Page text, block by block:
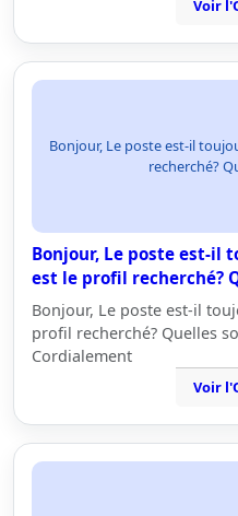
Voir
Bonjour, Le poste est-il
recherché?
Bonjour, Le poste est-il
est le profil recherché?
Bonjour, Le poste est-il
profil recherché? Quelles
Cordialement
Voir